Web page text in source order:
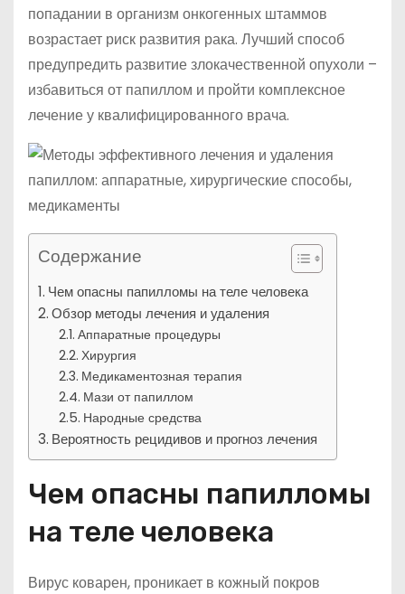
попадании в организм онкогенных штаммов
возрастает риск развития рака. Лучший способ
предупредить развитие злокачественной опухоли –
избавиться от папиллом и пройти комплексное
лечение у квалифицированного врача.
Содержание
Чем опасны папилломы на теле человека
Обзор методы лечения и удаления
Аппаратные процедуры
Хирургия
Медикаментозная терапия
Мази от папиллом
Народные средства
Вероятность рецидивов и прогноз лечения
Чем опасны папилломы
на теле человека
Вирус коварен, проникает в кожный покров